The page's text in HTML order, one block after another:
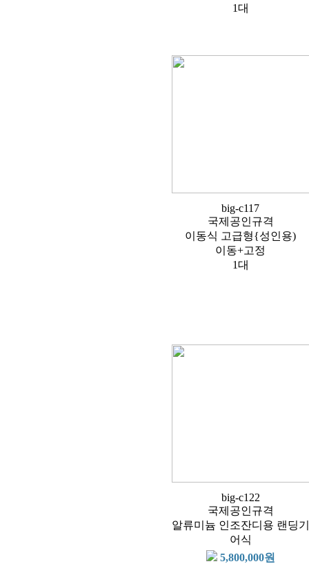
1대
big-c117
국제공인규격
이동식 고급형{성인용)
이동+고정
1대
big-c122
국제공인규격
알류미늄 인조잔디용 랜딩기
어식
5,800,000원